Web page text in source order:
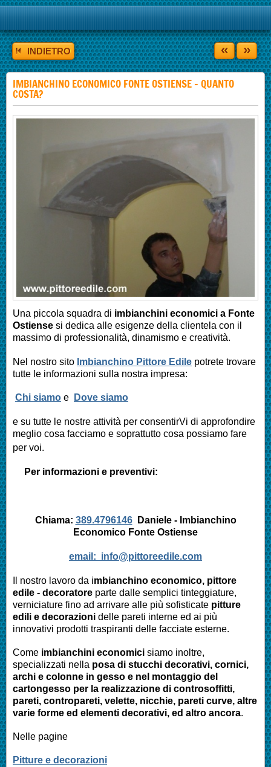
INDIETRO « »
IMBIANCHINO ECONOMICO FONTE OSTIENSE - QUANTO
COSTA?
Una piccola squadra di imbianchini economici a Fonte
Ostiense si dedica alle esigenze della clientela con il
massimo di professionalità, dinamismo e creatività.
Nel nostro sito Imbianchino Pittore Edile potrete trovare
tutte le informazioni sulla nostra impresa:
Chi siamo e Dove siamo
e su tutte le nostre attività per consentirVi di approfondire
meglio cosa facciamo e soprattutto cosa possiamo fare
per voi.
Per informazioni e preventivi:
Chiama: 389.4796146Daniele - Imbianchino
Economico Fonte Ostiense
email: info@pittoreedile.com
Il nostro lavoro da imbianchino economico, pittore
edile - decoratore parte dalle semplici tinteggiature,
verniciature fino ad arrivare alle più sofisticate pitture
edili e decorazioni delle pareti interne ed ai più
innovativi prodotti traspiranti delle facciate esterne.
Come imbianchini economici siamo inoltre,
specializzati nella posa di stucchi decorativi, cornici,
archi e colonne in gesso e nel montaggio del
cartongesso per la realizzazione di controsoffitti,
pareti, contropareti, velette, nicchie, pareti curve, altre
varie forme ed elementi decorativi, ed altro ancora.
Nelle pagine
Pitture e decorazioni